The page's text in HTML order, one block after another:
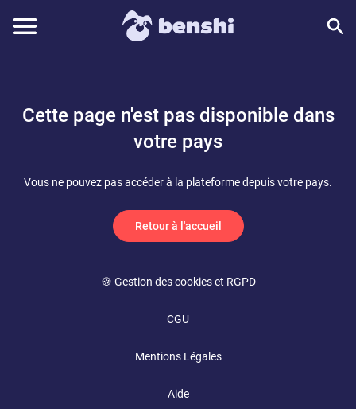
Cette page n'est pas disponible dans
votre pays
Vous ne pouvez pas accéder à la plateforme depuis votre pays.
Retour à l'accueil
🍪 Gestion des cookies et RGPD
CGU
Mentions Légales
Aide